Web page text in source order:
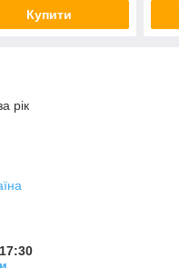
Купити
рік